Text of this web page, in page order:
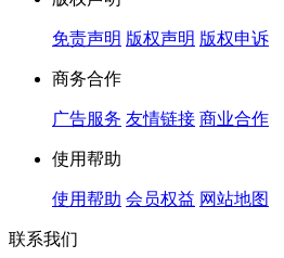
免责声明 版权声明 版权申诉
商务合作
广告服务 友情链接 商业合作
使用帮助
使用帮助 会员权益 网站地图
联系我们